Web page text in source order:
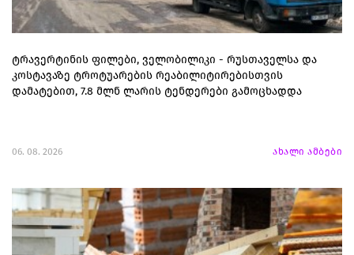
ტრავერტინის ფილები, ველობილიკი - რუსთაველსა და
კოსტავაზე ტროტუარების რეაბილიტირებისთვის
დამატებით, 7.8 მლნ ლარის ტენდერები გამოცხადდა
06. 08. 2026 ახალი ამბები